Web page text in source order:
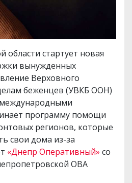
области стартует новая
вынужденных
Верховного
беженцев (УВКБ ООН)
международными
программу помощи
регионов, которые
свои дома из-за
«Днепр Оперативный» со
ОВА